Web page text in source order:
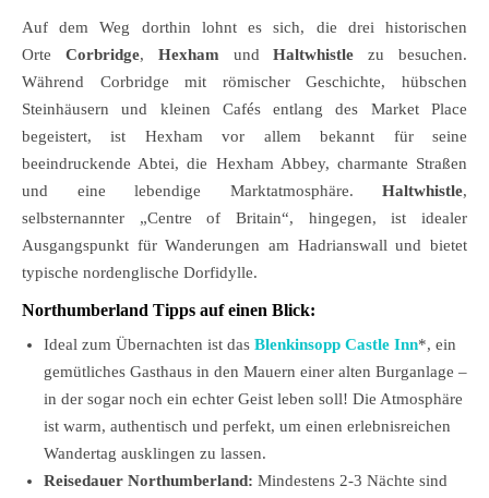
Auf dem Weg dorthin lohnt es sich, die drei historischen
Orte Corbridge, Hexham undHaltwhistle zu besuchen.
Während Corbridge mit römischer Geschichte, hübschen
Steinhäusern und kleinen Cafés entlang des Market Place
begeistert, ist Hexham vor allem bekannt für seine
beeindruckende Abtei, die Hexham Abbey, charmante Straßen
und eine lebendige Marktatmosphäre. Haltwhistle,
selbsternannter „Centre of Britain“, hingegen, ist idealer
Ausgangspunkt für Wanderungen am Hadrianswall und bietet
typische nordenglische Dorfidylle.
Northumberland Tipps auf einen Blick:
Ideal zum Übernachten ist das Blenkinsopp Castle Inn*, ein
gemütliches Gasthaus in den Mauern einer alten Burganlage –
in der sogar noch ein echter Geist leben soll! Die Atmosphäre
ist warm, authentisch und perfekt, um einen erlebnisreichen
Wandertag ausklingen zu lassen.
Reisedauer Northumberland: Mindestens 2-3 Nächte sind